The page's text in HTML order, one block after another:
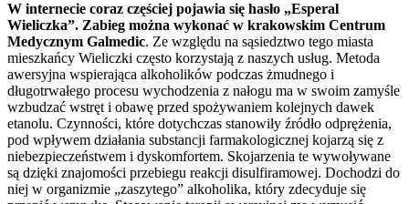
W internecie coraz częściej pojawia się hasło „Esperal
Wieliczka”. Zabieg można wykonać w krakowskim Centrum
Medycznym Galmedic. Ze względu na sąsiedztwo tego miasta
mieszkańcy Wieliczki często korzystają z naszych usług. Metoda
awersyjna wspierająca alkoholików podczas żmudnego i
długotrwałego procesu wychodzenia z nałogu ma w swoim zamyśle
wzbudzać wstręt i obawę przed spożywaniem kolejnych dawek
etanolu. Czynności, które dotychczas stanowiły źródło odprężenia,
pod wpływem działania substancji farmakologicznej kojarzą się z
niebezpieczeństwem i dyskomfortem. Skojarzenia te wywoływane
są dzięki znajomości przebiegu reakcji disulfiramowej. Dochodzi do
niej w organizmie „zaszytego” alkoholika, który zdecyduje się